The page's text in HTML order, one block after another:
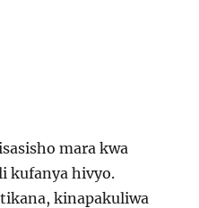
mara kwa
kufanya hivyo.
kinapakuliwa